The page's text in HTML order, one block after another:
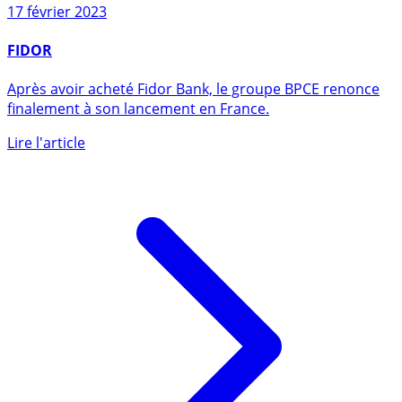
17 février 2023
FIDOR
Après avoir acheté Fidor Bank, le groupe BPCE renonce
finalement à son lancement en France.
Lire l'article